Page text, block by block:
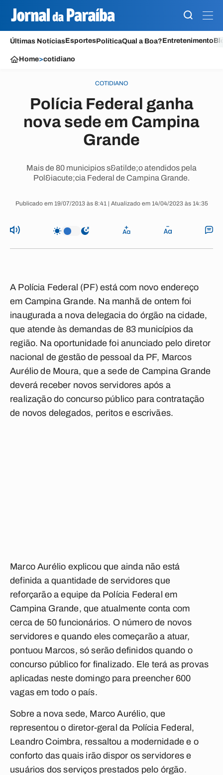
Últimas NotíciasEsportesPolíticaQual a Boa?Entretenimento
Home>cotidiano
COTIDIANO
Polícia Federal ganha
nova sede em Campina
Grande
Mais de 80 municipios s&atilde;o atendidos pela
Pol&iacute;cia Federal de Campina Grande.
Publicado em 19/07/2013 às 8:41 | Atualizado em 14/04/2023 às 14:35
A Polícia Federal (PF) está com novo endereço
em Campina Grande. Na manhã de ontem foi
inaugurada a nova delegacia do órgão na cidade,
que atende às demandas de 83 municípios da
região. Na oportunidade foi anunciado pelo diretor
nacional de gestão de pessoal da PF, Marcos
Aurélio de Moura, que a sede de Campina Grande
deverá receber novos servidores após a
realização do concurso público para contratação
de novos delegados, peritos e escrivães.
Marco Aurélio explicou que ainda não está
definida a quantidade de servidores que
reforçarão a equipe da Polícia Federal em
Campina Grande, que atualmente conta com
cerca de 50 funcionários. O número de novos
servidores e quando eles começarão a atuar,
pontuou Marcos, só serão definidos quando o
concurso público for finalizado. Ele terá as provas
aplicadas neste domingo para preencher 600
vagas em todo o país.
Sobre a nova sede, Marco Aurélio, que
representou o diretor-geral da Polícia Federal,
Leandro Coimbra, ressaltou a modernidade e o
conforto das quais irão dispor os servidores e
usuários dos serviços prestados pelo órgão.